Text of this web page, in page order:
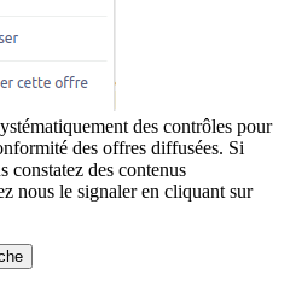
des contrôles pour
des offres diffusées. Si
constatez des contenus
nous le signaler en cliquant sur